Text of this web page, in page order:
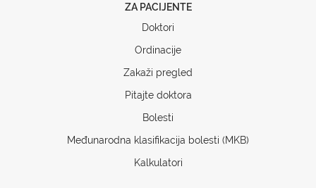
ZA PACIJENTE
Doktori
Ordinacije
Zakaži pregled
Pitajte doktora
Bolesti
Međunarodna klasifikacija bolesti (MKB)
Kalkulatori